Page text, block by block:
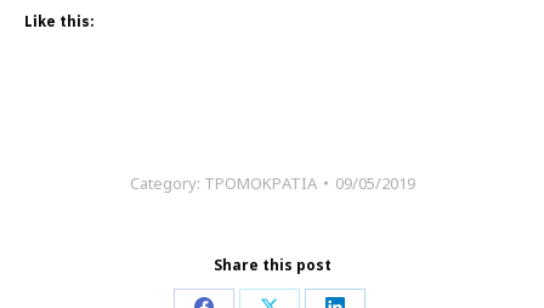
Like this:
Category: ΤΡΟΜΟΚΡΑΤΙΑ 09/05/2019
Share this post